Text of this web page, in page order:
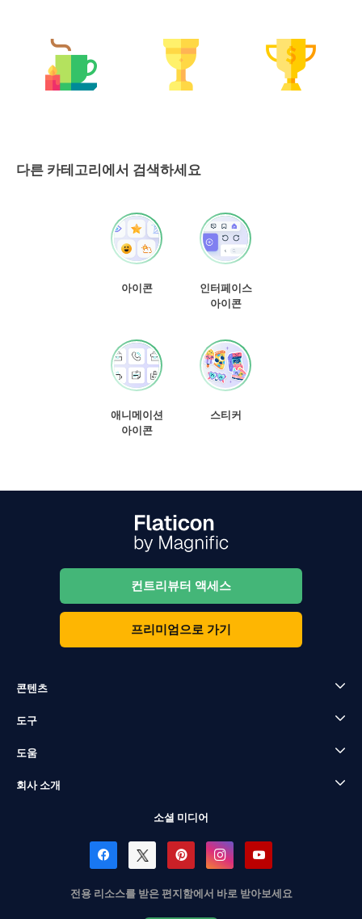
다른 카테고리에서 검색하세요
아이콘
인터페이스
아이콘
애니메이션
아이콘
스티커
컨트리뷰터 액세스
프리미엄으로 가기
콘텐츠
도구
도움
회사 소개
소셜 미디어
전용 리소스를 받은 편지함에서 바로 받아보세요